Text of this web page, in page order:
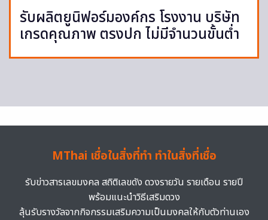
รับผลิตยูนิฟอร์มองค์กร โรงงาน บริษัท
เกรดคุณภาพ ตรงปก ไม่มีจำนวนขั้นต่ำ
MThai เชื่อในสิ่งที่ทำ ทำในสิ่งที่เชื่อ
รับข่าวสารเลขมงคล สถิติเลขดัง ดวงรายวัน รายเดือน รายปี
พร้อมแนะนำวิธีเสริมดวง
ลุ้นรับรางวัลจากกิจกรรมเสริมความเป็นมงคลให้กับตัวท่านเอง